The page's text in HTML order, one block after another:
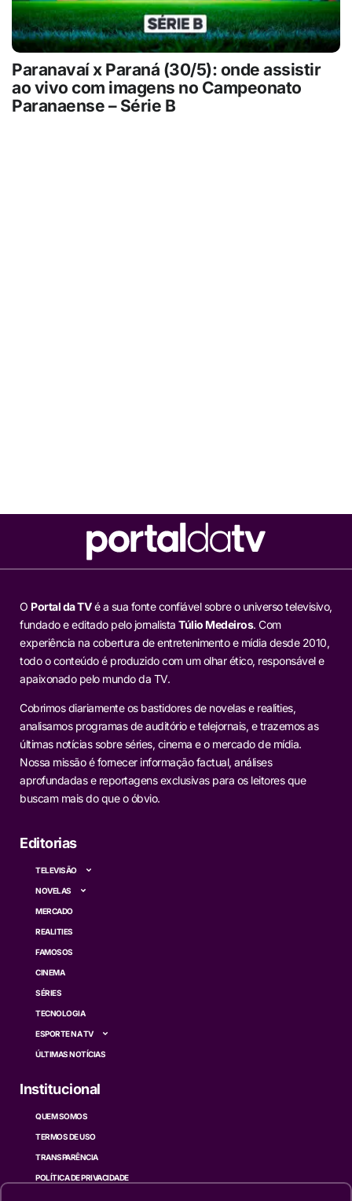
Paranavaí x Paraná (30/5): onde assistir
ao vivo com imagens no Campeonato
Paranaense – Série B
O Portal da TVé a sua fonte confiável sobre o universo televisivo,
fundado e editado pelo jornalista Túlio Medeiros. Com
experiência na cobertura de entretenimento e mídia desde 2010,
todo o conteúdo é produzido com um olhar ético, responsável e
apaixonado pelo mundo da TV.
Cobrimos diariamente os bastidores de novelas e realities,
analisamos programas de auditório e telejornais, e trazemos as
últimas notícias sobre séries, cinema e o mercado de mídia.
Nossa missão é fornecer informação factual, análises
aprofundadas e reportagens exclusivas para os leitores que
buscam mais do que o óbvio.
Editorias
TELEVISÃO
NOVELAS
MERCADO
REALITIES
FAMOSOS
CINEMA
SÉRIES
TECNOLOGIA
ESPORTE NA TV
ÚLTIMAS NOTÍCIAS
Institucional
QUEM SOMOS
TERMOS DE USO
TRANSPARÊNCIA
POLÍTICA DE PRIVACIDADE